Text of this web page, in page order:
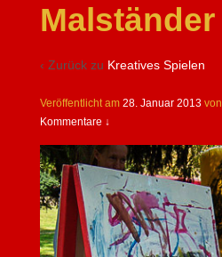
Malständer
‹ Zurück zu Kreatives Spielen
Veröffentlicht am 28. Januar 2013 von
Kommentare ↓